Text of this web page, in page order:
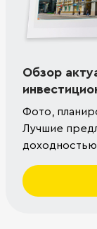
Обзор
Фото,
Лучшие
доходностью